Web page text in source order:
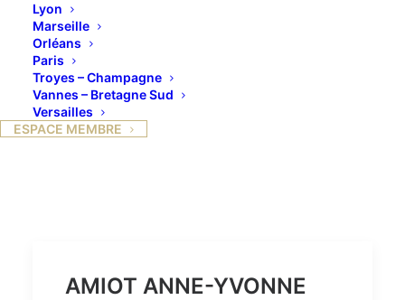
Lyon
Marseille
Orléans
Paris
Troyes – Champagne
Vannes – Bretagne Sud
Versailles
ESPACE MEMBRE
AMIOT ANNE-YVONNE